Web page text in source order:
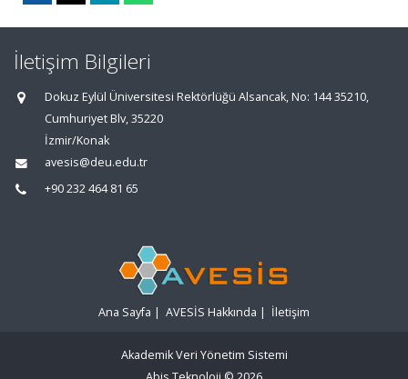
İletişim Bilgileri
Dokuz Eylül Üniversitesi Rektörlüğü Alsancak, No: 144 35210,
Cumhuriyet Blv, 35220
İzmir/Konak
avesis@deu.edu.tr
+90 232 464 81 65
Ana Sayfa | AVESİS Hakkında | İletişim
Akademik Veri Yönetim Sistemi